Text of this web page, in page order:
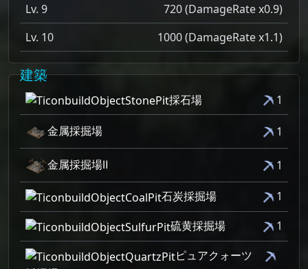
Lv. 9
720 (DamageRate x0.9)
Lv. 10
1000 (DamageRate x1.1)
建築
採石場 1
金属採掘場 1
金属採掘場Ⅱ 1
石炭採掘場
1
硫黄採掘場
1
ピュアクォーツ